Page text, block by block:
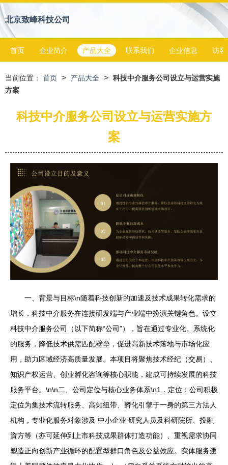
北京致峰科技公司
首页 企业简介 产品大全 联系我们 企业信息 访客
当前位置： 首页 > 产品大全 > 科技中介服务公司设立与运营实施
方案
科技中介服务公司设立与运营实施方
案
一、背景与目标\n随着科技创新的加速及技术成果转化需求的
增长，科技中介服务在连接研发端与产业端中扮演关键角色。设立
科技中介服务公司（以下简称“公司”），旨在通过专业化、系统化
的服务，降低技术供需匹配壁垒，促进高新技术落地与市场化应
用，助力区域经济高质量发展。本项目将聚焦技术经纪（交易）、
知识产权运营、创业孵化咨询等核心职能，建成可持续发展的科技
服务平台。\n\n二、公司定位与核心业务体系\n1．定位：公司积极
定位为集技术流转服务、高知纽带、孵化引擎于一身的第三方法人
机构，专业化服务对象涉及 中小企业 研究人员及科研院所、投融
資方等（亦可延伸到上市科技成果群体打造功能）、重视需求协同
塑造正向创新产业循环的配置型群口角色及公益效应。实体服务逻